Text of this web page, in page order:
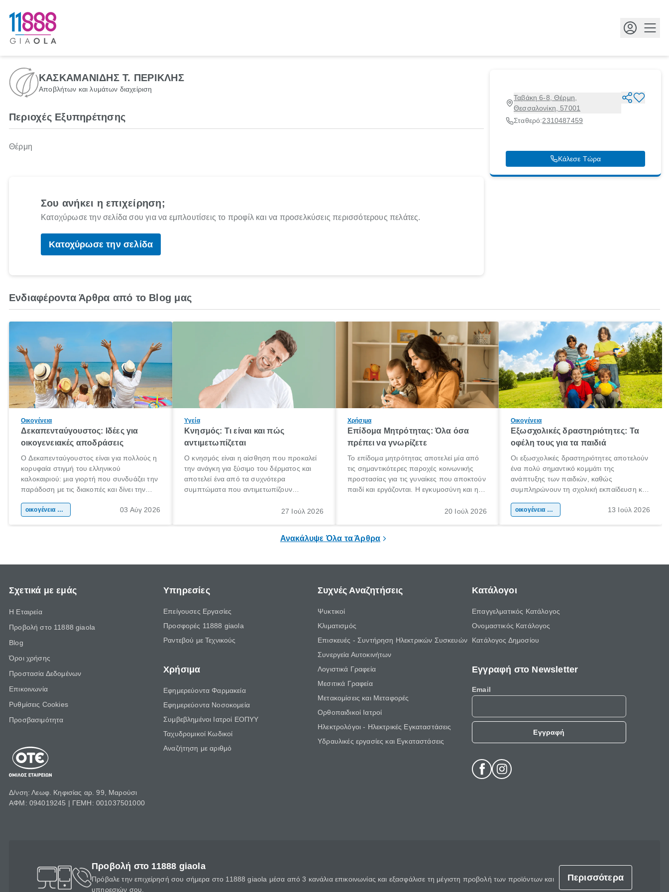
ΚΑΣΚΑΜΑΝΙΔΗΣ Τ. ΠΕΡΙΚΛΗΣ
Αποβλήτων και λυμάτων διαχείριση
Ταβάκη 6-8, Θέρμη,
Θεσσαλονίκη, 57001
Σταθερό:2310487459
Κάλεσε Τώρα
Περιοχές Εξυπηρέτησης
Θέρμη
Σου ανήκει η επιχείρηση;
Κατοχύρωσε την σελίδα σου για να εμπλουτίσεις το προφίλ και να προσελκύσεις περισσότερους πελάτες.
Κατοχύρωσε την σελίδα
Ενδιαφέροντα Άρθρα από το Blog μας
Οικογένεια
Δεκαπενταύγουστος: Ιδέες για
οικογενειακές αποδράσεις
Ο Δεκαπενταύγουστος είναι για πολλούς η
κορυφαία στιγμή του ελληνικού
καλοκαιριού: μια γιορτή που συνδυάζει την
παράδοση με τις διακοπές και δίνει την
χώρας. Είτε πρόκειται για λίγες μέρες
οικογένεια & παιδί 03 Αύγ 2026
Υγεία
Κνησμός: Τι είναι και πώς
αντιμετωπίζεται
Ο κνησμός είναι η αίσθηση που προκαλεί
την ανάγκη για ξύσιμο του δέρματος και
αποτελεί ένα από τα συχνότερα
συμπτώματα που αντιμετωπίζουν
πληροφορίες για το «κνησμός τι είναι»,
27 Ιούλ 2026
Χρήσιμα
Επίδομα Μητρότητας: Όλα όσα
πρέπει να γνωρίζετε
Το επίδομα μητρότητας αποτελεί μία από
τις σημαντικότερες παροχές κοινωνικής
προστασίας για τις γυναίκες που αποκτούν
παιδί και εργάζονται. Η εγκυμοσύνη και η
σημαντική περίοδος στη ζωή κάθε20 Ιούλ 2026
Οικογένεια
Εξωσχολικές δραστηριότητες: Τα
οφέλη τους για τα παιδιά
Οι εξωσχολικές δραστηριότητες αποτελούν
ένα πολύ σημαντικό κομμάτι της
ανάπτυξης των παιδιών, καθώς
συμπληρώνουν τη σχολική εκπαίδευση και
της προσωπικότητας, της κοινωνικότητας
οικογένεια & παιδί 13 Ιούλ 2026
Ανακάλυψε Όλα τα Άρθρα
Σχετικά με εμάς
Η Εταιρεία
Προβολή στο 11888 giaola
Blog
Όροι χρήσης
Προστασία Δεδομένων
Επικοινωνία
Ρυθμίσεις Cookies
Προσβασιμότητα
Δ/νση: Λεωφ. Κηφισίας αρ. 99, Μαρούσι
ΑΦΜ: 094019245 | ΓΕΜΗ: 001037501000
Υπηρεσίες
Επείγουσες Εργασίες
Προσφορές 11888 giaola
Ραντεβού με Τεχνικούς
Χρήσιμα
Εφημερεύοντα Φαρμακεία
Εφημερεύοντα Νοσοκομεία
Συμβεβλημένοι Ιατροί ΕΟΠΥΥ
Ταχυδρομικοί Κωδικοί
Αναζήτηση με αριθμό
Συχνές Αναζητήσεις
Ψυκτικοί
Κλιματισμός
Επισκευές - Συντήρηση Ηλεκτρικών Συσκευών
Συνεργεία Αυτοκινήτων
Λογιστικά Γραφεία
Μεσιτικά Γραφεία
Μετακομίσεις και Μεταφορές
Ορθοπαιδικοί Ιατροί
Ηλεκτρολόγοι - Ηλεκτρικές Εγκαταστάσεις
Υδραυλικές εργασίες και Εγκαταστάσεις
Κατάλογοι
Επαγγελματικός Κατάλογος
Ονομαστικός Κατάλογος
Κατάλογος Δημοσίου
Εγγραφή στο Newsletter
Email
Εγγραφή
Προβολή στο 11888 giaola
Πρόβαλε την επιχείρησή σου σήμερα στο 11888 giaola μέσα από 3 κανάλια επικοινωνίας και εξασφάλισε τη μέγιστη προβολή των προϊόντων και
υπηρεσιών σου.
Περισσότερα